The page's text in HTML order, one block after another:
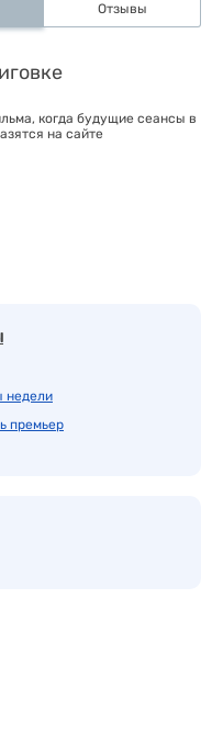
Отзывы
когда будущие сеансы в
на сайте
недели
премьер